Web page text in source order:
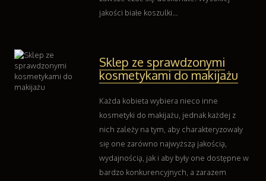
jakości białe koszulki...
Sklep ze sprawdzonymi
kosmetykami do makijażu
Każda kobieta wybiera nieco inne
kosmetyki do makijażu, jednak każdej z
nich zależy na tym, aby charakteryzowały
się one zarówno najwyższą jakością,
wydajnością, jak i aby były one dostępne w
bardzo konkurencyjnych, a zarazem